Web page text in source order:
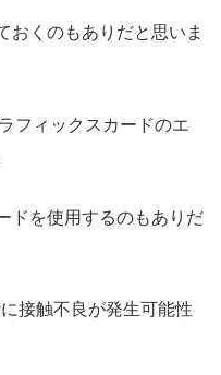
おくのもありだと思いま
フィックスカードのエ
ドを使用するのもありだ
接触不良が発生可能性